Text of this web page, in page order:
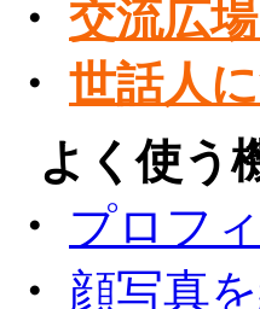
・ 交流広
・ 世話人
よく使う
・
プロフ
・
顔写真